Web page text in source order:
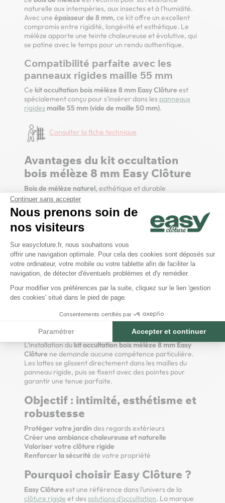
Continuer sans accepter
Nous prenons soin de
nos visiteurs
Plateforme de Gestion du
Sur easycloture.fr, nous souhaitons vous
offrir une navigation optimale. Pour cela des cookies sont déposés sur
votre ordinateur, votre mobile ou votre tablette afin de faciliter la
navigation, de détecter d'éventuels problèmes et d'y remédier.
Pour modifier vos préférences par la suite, cliquez sur le lien 'gestion
des cookies' situé dans le pied de page.
Consentements certifiés par
Paramétrer Accepter et continuer
Axeptio consent
naturelle aux intempéries, aux insectes et à l’humidité.
Avec une épaisseur de 8 mm, ce kit offre un excellent
compromis entre rigidité, longévité et esthétique. Le
mélèze apporte une teinte chaleureuse et évolutive, qui
se patine avec le temps pour un rendu authentique.
Compatibilité parfaite avec les
panneaux rigides maille 55 mm
Ce kit occultation bois mélèze 8 mm Easy Clôture est
spécialement conçu pour s’insérer dans les panneaux
rigides maille 55 mm (vide de maille 50 mm).
Consulter la fiche technique
Avantages du kit occultation
bois mélèze 8 mm Easy Clôture
Bois de mélèze naturel, esthétique et durable
Épaisseur 8 mm: rigidité optimale et excellente tenue
Compatible panneaux rigides maille 55 mm(vide de
maille 50 mm)
Apporte intimité, chaleur et élégance
à votre extérieur
Solution écologique et recyclable
Adapté auxjardins, terrasses, piscines et espaces
professionnels
Contenu du kit
43 Lattes intermédiaires largeur 47mm épaisseur 8 mm
2 Lattes d 'extrémités largeur 39mm épaisseur 8mm
4 ou 6 renforts horizontaux (selon hauteur choisie)
Installation simple et accessible
L’installation du kit occultation bois mélèze 8 mm Easy
Clôture ne demande aucune compétence particulière.
Les lattes se glissent directement dans les mailles du
panneau rigide, puis se fixent avec des pointes pour
garantir une tenue parfaite.
Objectif : intimité, esthétisme et
robustesse
Protéger votre jardin des regards extérieurs
Créer une ambiance chaleureuse et naturelle
Valoriser votre clôture rigide
Renforcer la sécurité de votre propriété
Pourquoi choisir Easy Clôture ?
Easy Clôture est une référence dans l’univers de la
clôture rigide et des solutions d’occultation. La marque